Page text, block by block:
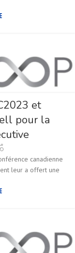
et
pour la
canadienne
leur a offert une